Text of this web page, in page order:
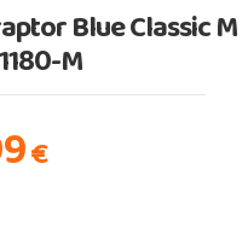
Blue Classic M
M
€